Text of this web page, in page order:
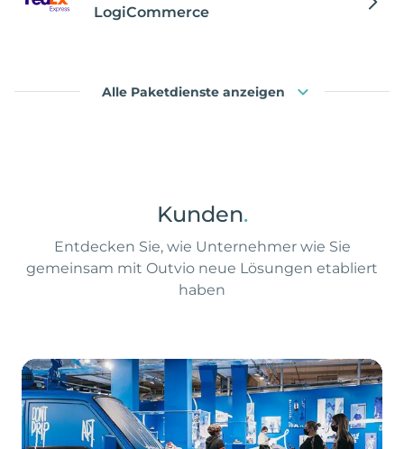
LogiCommerce
Alle Paketdienste anzeigen
Kunden.
Entdecken Sie, wie Unternehmer wie Sie
gemeinsam mit Outvio neue Lösungen etabliert
haben